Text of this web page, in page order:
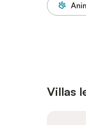
Villas